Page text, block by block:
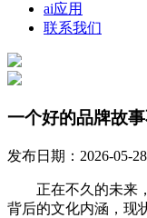
ai应用
联系我们
一个好的品牌故
发布日期：2026-05-
正在不久的未来，
背后的文化内涵，现